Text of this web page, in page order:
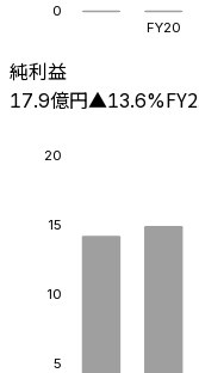
0
FY20
純利益
17.9億円▲13.6%
5
10
15
20